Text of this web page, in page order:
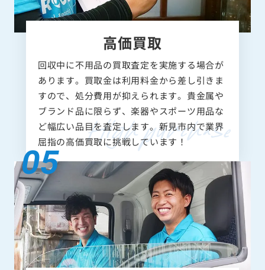
高価買取
回収中に不用品の買取査定を実施する場合が
あります。買取金は利用料金から差し引きま
すので、処分費用が抑えられます。貴金属や
ブランド品に限らず、楽器やスポーツ用品な
ど幅広い品目を査定します。新見市内で業界
屈指の高価買取に挑戦しています！